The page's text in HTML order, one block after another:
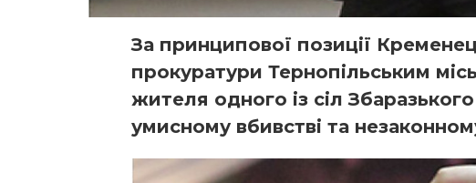
За принципової позиції
прокуратури Тернопільським
жителя одного із сіл
умисному вбивстві та